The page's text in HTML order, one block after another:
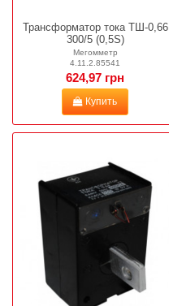
Трансформатор тока ТШ-0,66
300/5 (0,5S)
Мегомметр
4.11.2.85541
624,97 грн
Купить